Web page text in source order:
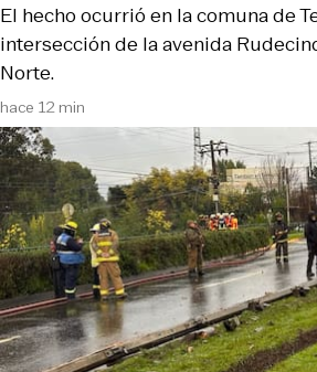
hace 12 min
El hecho ocurrió en la comuna de
intersección de la avenida
Norte.